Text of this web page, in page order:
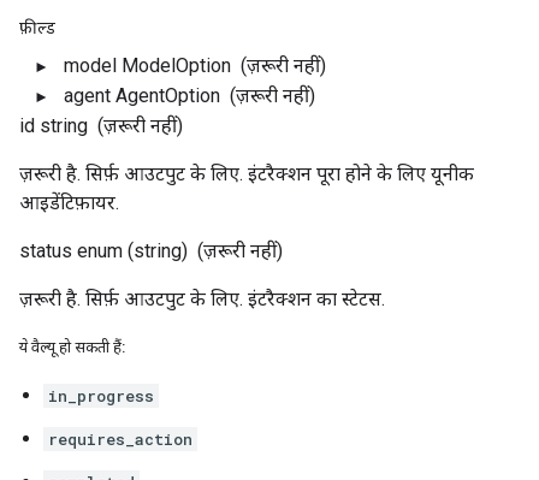
फ़ील्ड
model ModelOption (ज़रूरी नहीं)
agent AgentOption (ज़रूरी नहीं)
id string (ज़रूरी नहीं)
ज़रूरी है. सिर्फ़ आउटपुट के लिए. इंटरैक्शन पूरा होने के लिए यूनीक
आइडेंटिफ़ायर.
status enum (string) (ज़रूरी नहीं)
ज़रूरी है. सिर्फ़ आउटपुट के लिए. इंटरैक्शन का स्टेटस.
ये वैल्यू हो सकती हैं:
in_progress
requires_action